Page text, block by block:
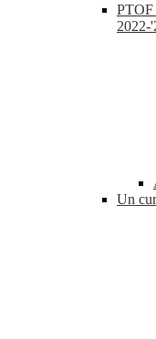
PTOF
2022-
Un